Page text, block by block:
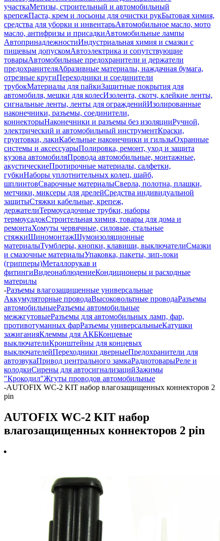
участкаМетизы, строительный и автомобильный
крепежПаста, крем и лосьоны для очистки рукБытовая химия,
средства для уборки и инвентарьАвтомобильное масло, мото
масло, антифризы и присадкиАвтомобильные лампы
АвтопринадлежностиИндустриальная химия и смазки с
пищевым допускомАвтоэлектрика и сопутствующие
товарыАвтомобильные предохранители и держатели
предохранителяАбразивные материалы, наждачная бумага,
отрезные кругиПереходники и соединители
трубокМатериалы для пайкиЗащитные покрытия для
автомобиля, мешки для колесИзолента, скотч, клейкие ленты,
сигнальные ленты, ленты для огражденийИзолированные
наконечники, разъемы, соединители,
коннекторыНаконечники и разъемы без изоляцииРучной,
электрический и автомобильный инструментКраски,
грунтовки, лакиКабельные наконечники и гильзыОхранные
системы и аксессуарыПолировка, ремонт, уход и защита
кузова автомобиляПровода автомобильные, монтажные,
акустическиеПротирочные материалы, салфетки,
губкиНаборы уплотнительных колец, шайб,
шплинтовСварочные материалыСверла, полотна, плашки,
метчики, миксеры для дрелейСредства индивидуальной
защитыСтяжки кабельные, крепеж,
держателиТермоусадочные трубки, наборы
термоусадокСтроительная химия, товары для дома и
ремонтаХомуты червячные, силовые, стальные
стяжкиШиномонтажШумоизоляционные
материалыТумблеры, кнопки, клавиши, выключателиСмазки
и смазочные материалыУпаковка, пакеты, зип-локи
(грипперы)Металлорукав и
фитингиВидеонаблюдениеКондиционеры и расходные
материлы
-Разъемы влагозащищенные универсальные
Аккумуляторные проводаВысоковольтные проводаРазъемы
автомобильныеРазъемы автомобильные
межжгутовыеРазъемы для автомобильных ламп, фар,
противотуманных фарРазъемы универсальныеКатушки
зажиганияКлеммы для АКБКонцевые
выключателиКронштейны для концевых
выключателейПереходники дверныеПредохранители для
автозвукаПривод центрального замкаРадиотоварыРеле и
колодкиСирены для автосигнализацийЗажимы
"Крокодил"Жгуты проводов автомобильные
-AUTOFIX WC-2 KIT набор влагозащищенных коннекторов 2
pin
AUTOFIX WC-2 KIT набор
влагозащищенных коннекторов 2 pin